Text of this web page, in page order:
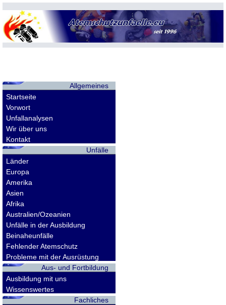
Allgemeines
Startseite
Vorwort
Unfallanalysen
Wir über uns
Kontakt
Unfälle
Länder
Europa
Amerika
Asien
Afrika
Australien/Ozeanien
Unfälle in der Ausbildung
Beinaheunfälle
Fehlender Atemschutz
Probleme mit der Ausrüstung
Aus- und Fortbildung
Ausbildung mit uns
Wissenswertes
Fachliches